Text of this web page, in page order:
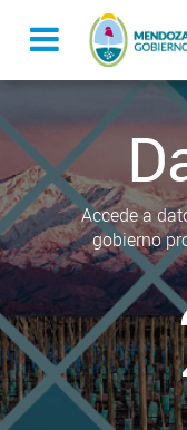
Accede a
gobierno